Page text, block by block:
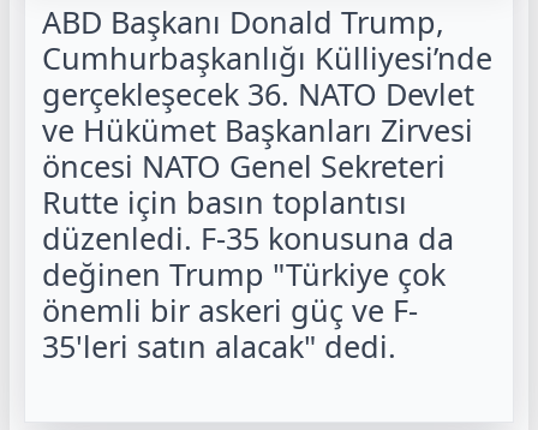
ABD Başkanı Donald Trump,
Cumhurbaşkanlığı Külliyesi’nde
gerçekleşecek 36. NATO Devlet
ve Hükümet Başkanları Zirvesi
öncesi NATO Genel Sekreteri
Rutte için basın toplantısı
düzenledi. F-35 konusuna da
değinen Trump "Türkiye çok
önemli bir askeri güç ve F-
35'leri satın alacak" dedi.